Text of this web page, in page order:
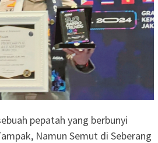
pepatah yang berbunyi
Namun Semut di Seberang